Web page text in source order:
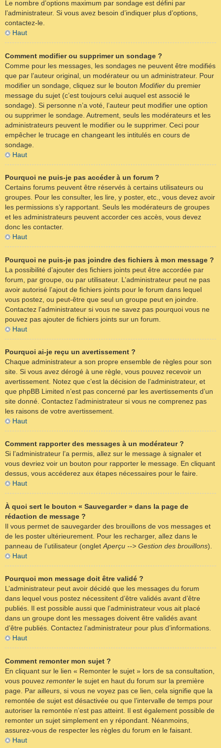
Le nombre d’options maximum par sondage est défini par
l’administrateur. Si vous avez besoin d’indiquer plus d’options,
contactez-le.
Haut
Comment modifier ou supprimer un sondage ?
Comme pour les messages, les sondages ne peuvent être modifiés
que par l’auteur original, un modérateur ou un administrateur. Pour
modifier un sondage, cliquez sur le bouton Modifier du premier
message du sujet (c’est toujours celui auquel est associé le
sondage). Si personne n’a voté, l’auteur peut modifier une option
ou supprimer le sondage. Autrement, seuls les modérateurs et les
administrateurs peuvent le modifier ou le supprimer. Ceci pour
empêcher le trucage en changeant les intitulés en cours de
sondage.
Haut
Pourquoi ne puis-je pas accéder à un forum ?
Certains forums peuvent être réservés à certains utilisateurs ou
groupes. Pour les consulter, les lire, y poster, etc., vous devez avoir
les permissions s’y rapportant. Seuls les modérateurs de groupes
et les administrateurs peuvent accorder ces accès, vous devez
donc les contacter.
Haut
Pourquoi ne puis-je pas joindre des fichiers à mon message ?
La possibilité d’ajouter des fichiers joints peut être accordée par
forum, par groupe, ou par utilisateur. L’administrateur peut ne pas
avoir autorisé l’ajout de fichiers joints pour le forum dans lequel
vous postez, ou peut-être que seul un groupe peut en joindre.
Contactez l’administrateur si vous ne savez pas pourquoi vous ne
pouvez pas ajouter de fichiers joints sur un forum.
Haut
Pourquoi ai-je reçu un avertissement ?
Chaque administrateur a son propre ensemble de règles pour son
site. Si vous avez dérogé à une règle, vous pouvez recevoir un
avertissement. Notez que c’est la décision de l’administrateur, et
que phpBB Limited n’est pas concerné par les avertissements d’un
site donné. Contactez l’administrateur si vous ne comprenez pas
les raisons de votre avertissement.
Haut
Comment rapporter des messages à un modérateur ?
Si l’administrateur l’a permis, allez sur le message à signaler et
vous devriez voir un bouton pour rapporter le message. En cliquant
dessus, vous accéderez aux étapes nécessaires pour le faire.
Haut
À quoi sert le bouton « Sauvegarder » dans la page de
rédaction de message ?
Il vous permet de sauvegarder des brouillons de vos messages et
de les poster ultérieurement. Pour les recharger, allez dans le
panneau de l’utilisateur (onglet Aperçu --> Gestion des brouillons).
Haut
Pourquoi mon message doit être validé ?
L’administrateur peut avoir décidé que les messages du forum
dans lequel vous postez nécessitent d’être validés avant d’être
publiés. Il est possible aussi que l’administrateur vous ait placé
dans un groupe dont les messages doivent être validés avant
d’être publiés. Contactez l’administrateur pour plus d’informations.
Haut
Comment remonter mon sujet ?
En cliquant sur le lien « Remonter le sujet » lors de sa consultation,
vous pouvez remonter le sujet en haut du forum sur la première
page. Par ailleurs, si vous ne voyez pas ce lien, cela signifie que la
remontée de sujet est désactivée ou que l’intervalle de temps pour
autoriser la remontée n’est pas atteint. Il est également possible de
remonter un sujet simplement en y répondant. Néanmoins,
assurez-vous de respecter les règles du forum en le faisant.
Haut